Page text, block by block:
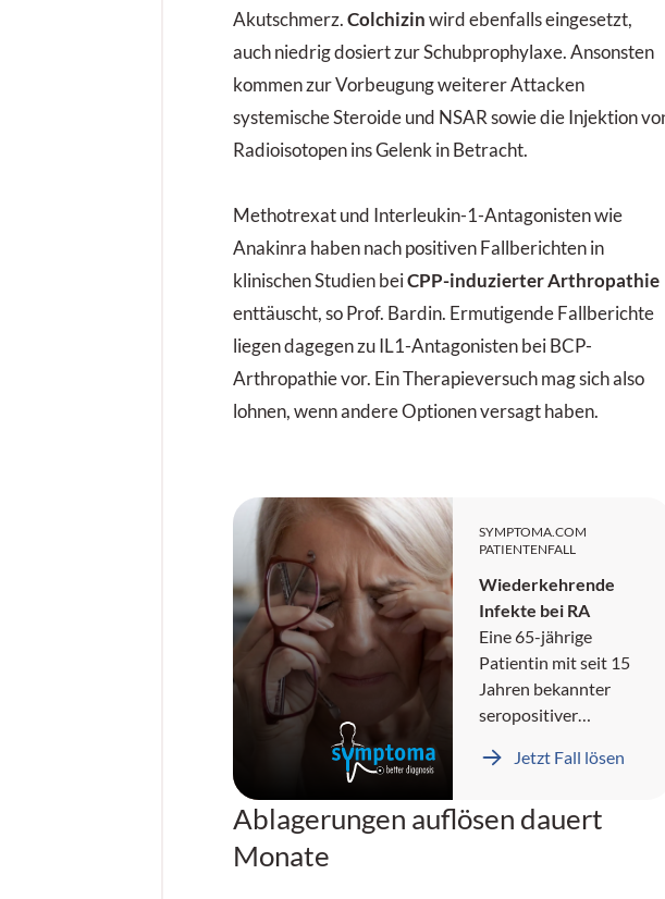
Akutschmerz. Colchizin wird ebenfalls eingesetzt,
auch niedrig dosiert zur Schubprophylaxe. Ansonsten
kommen zur Vorbeugung weiterer Attacken
systemische Stero­ide und NSAR sowie die Injektion
Radioisotopen ins Gelenk in Betracht.
Methotrexat und Interleukin-1-Antagonisten wie
Anakinra haben nach positiven Fallberichten in
klinischen Studien beiCPP-induzierter Arthropathie
enttäuscht, so Prof. Bardin. Ermutigende Fallberichte
liegen dagegen zu IL1-Antagonisten bei BCP-
Arthropathie vor. Ein Therapieversuch mag sich also
lohnen, wenn andere Optionen versagt haben.
SYMPTOMA.COM
PATIENTENFALL
Wiederkehrende
Infekte bei RA
Eine 65-jährige
Patientin mit seit 15
Jahren bekannter
seropositiver
Arthritis mit
Manifestationen,
Jetzt Fall lösen
Ablagerungen auflösen dauert
Monate